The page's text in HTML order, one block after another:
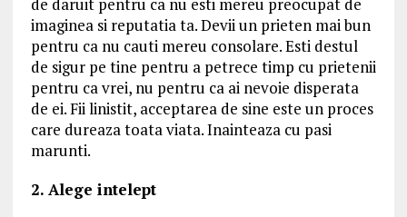
imaginea si reputatia ta. Devii un prieten mai bun
pentru ca nu cauti mereu consolare. Esti destul
de sigur pe tine pentru a petrece timp cu prietenii
pentru ca vrei, nu pentru ca ai nevoie disperata
de ei. Fii linistit, acceptarea de sine este un proces
care dureaza toata viata. Inainteaza cu pasi
marunti.
2. Alege intelept